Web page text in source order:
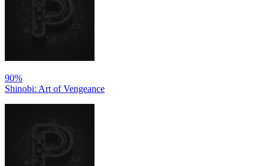
90%
Shinobi: Art of Vengeance